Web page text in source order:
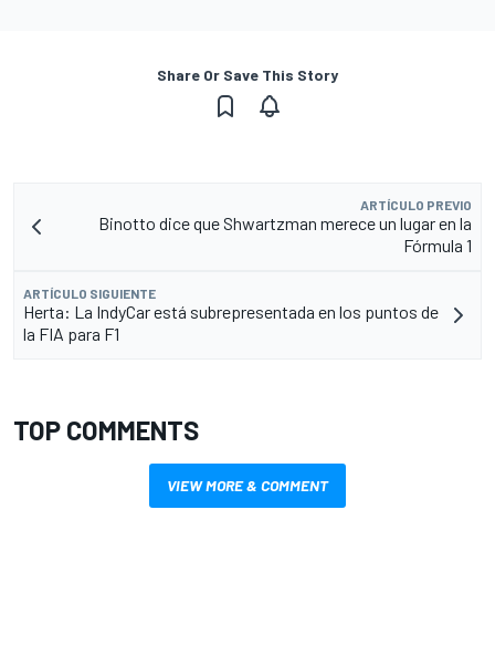
Share Or Save This Story
ARTÍCULO PREVIO
Binotto dice que Shwartzman merece un lugar en la
Fórmula 1
ARTÍCULO SIGUIENTE
Herta: La IndyCar está subrepresentada en los puntos de
la FIA para F1
TOP COMMENTS
VIEW MORE & COMMENT